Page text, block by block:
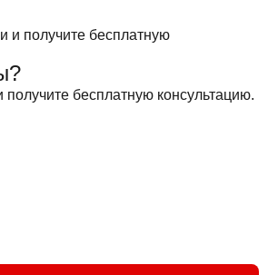
бесплатную консультацию.